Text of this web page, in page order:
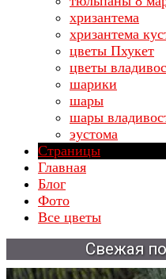
хризантема
хризантема
цветы Пхукет
цветы
шарики
шары
шары
эустома
Страницы
Главная
Блог
Фото
Все цветы
Свежая